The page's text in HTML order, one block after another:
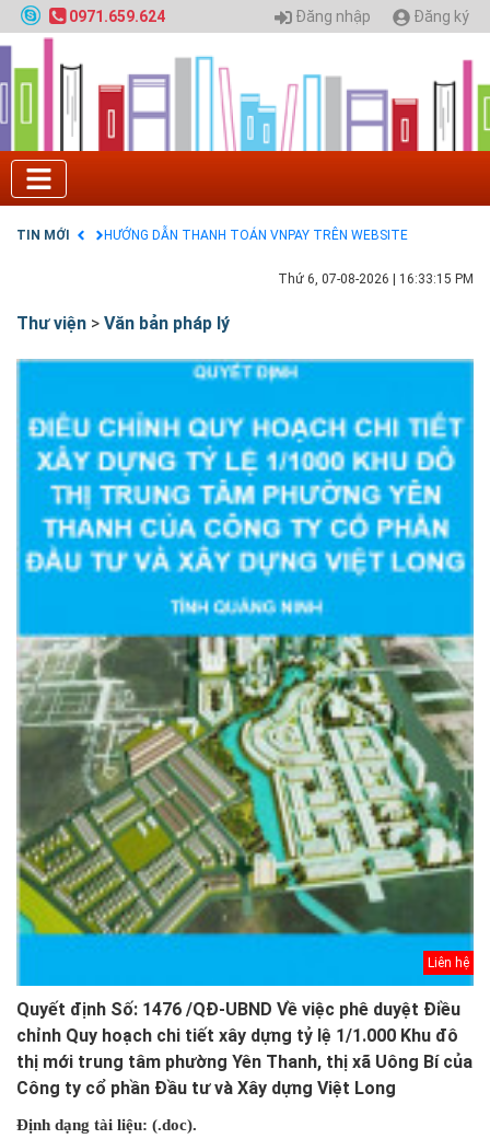
0971.659.624 Đăng nhập Đăng ký
TIN MỚI
Quy hoạch chung hệ thống đê điều thành phố Hà
Nội
GIAO LƯU TRỰC TUYẾN - TƯ VẤN TUYỂN SINH ĐẠI
HỌC CHÍNH QUY ĐẠI HỌC KIẾN TRÚC NĂM 2020 -
SỐ 02
Nạp EP vào tài khoản bằng thẻ cào điện thoại
Tuyển sinh 2025, Khoa kỹ thuật hạ tầng và môi
HƯỚNG DẪN THANH TOÁN VNPAY TRÊN WEBSITE
Thứ 6, 07-08-2026 16:33:16 PM
Thư viện > Văn bản pháp lý
Liên hệ
Quyết định Số: 1476 /QĐ-UBND Về việc phê duyệt Điều
chỉnh Quy hoạch chi tiết xây dựng tỷ lệ 1/1.000 Khu đô
thị mới trung tâm phường Yên Thanh, thị xã Uông Bí của
Công ty cổ phần Đầu tư và Xây dựng Việt Long
Định dạng tài liệu: (.doc).